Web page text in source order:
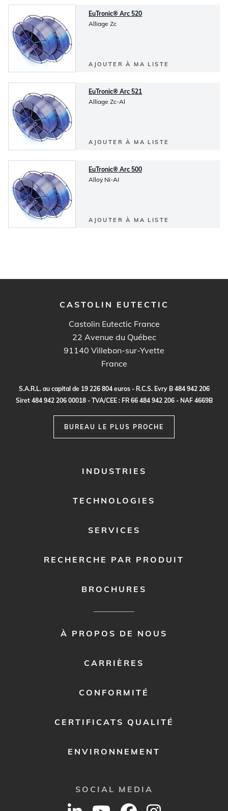
EuTronic® Arc 520
Alliage Zc
AJOUTER À MA LISTE
EuTronic® Arc 521
Alliage Zc-Al
AJOUTER À MA LISTE
EuTronic® Arc 500
Alloy Ni-AI
AJOUTER À MA LISTE
CASTOLIN EUTECTIC
Castolin Eutectic France
22 Avenue du Québec
91140 Villebon-sur-Yvette
France
S.A.R.L. au capital de 19 226804 euros - R.C.S. Evry B 484942206
Siret 484 942206 00018 - TVA/CEE : FR 66484 942206 - NAF 4669B
BUREAU LE PLUS PROCHE
INDUSTRIES
TECHNOLOGIES
SERVICES
RECHERCHE PAR PRODUIT
BROCHURES
À PROPOS DE NOUS
CARRIÈRES
CONFORMITÉ
CERTIFICATS QUALITÉ
ENVIRONNEMENT
SOCIAL MEDIA